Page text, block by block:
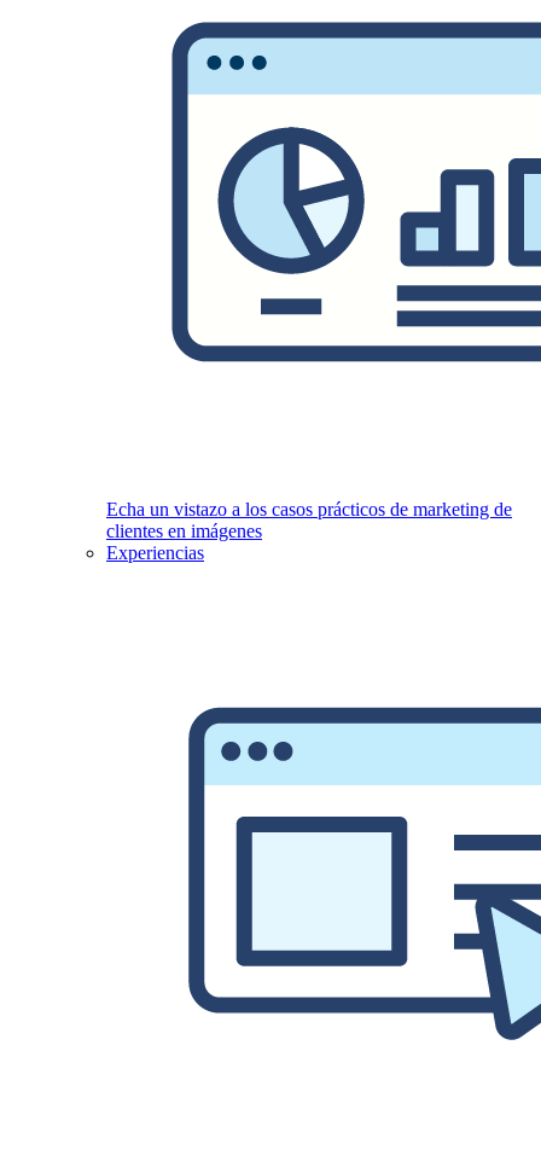
Echa un vistazo a los casos prácticos de marketing de
clientes en imágenes
Experiencias